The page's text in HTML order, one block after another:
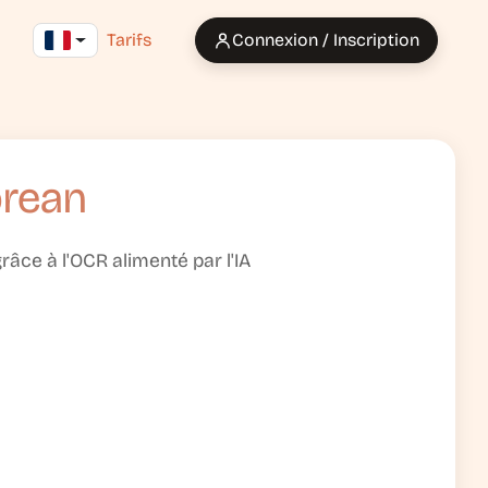
Tarifs Connexion / Inscription
à l'OCR alimenté par l'IA